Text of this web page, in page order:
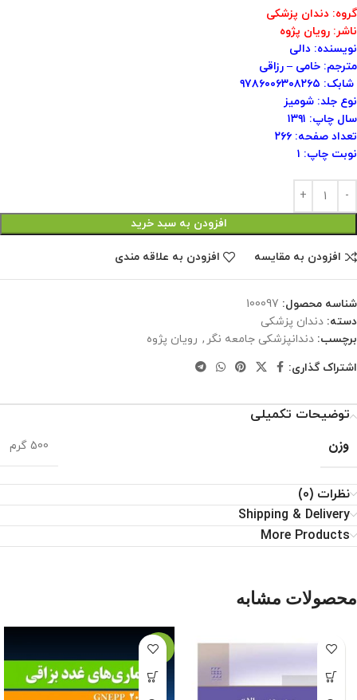
گروه: دندان پزشکی
ناشر: رویان پژوه
نویسنده: دالی
مترجم: خامی – رزاقی
شابک: ۹۷۸۶۰۰۶۳۰۸۲۶۵
نوع جلد: شومیز
سال چاپ: ۱۳۹۱
تعداد صفحه: ۲۶۶
نوبت چاپ: ۱
افزودن به سبد خرید
افزودن به مقایسه افزودن به علاقه مندی
شناسه محصول: 100097
دسته: دندان پزشکی
برچسب: دندانپزشکی جامعه نگر , رویان پژوه
اشتراک گذاری:
توضیحات تکمیلی
وزن 500 گرم
نظرات (0)
Shipping & Delivery
More Products
محصولات مشابه
-21%